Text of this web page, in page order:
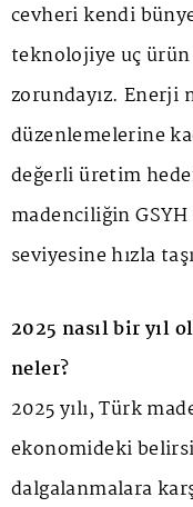
cevheri kendi
teknolojiye uç ürün
zorundayız.
düzenlemelerine
değerli üretim
madenciliğin
seviyesine hızla
2025 nasıl bir yıl
neler?
2025 yılı, Türk
ekonomideki
dalgalanmalara